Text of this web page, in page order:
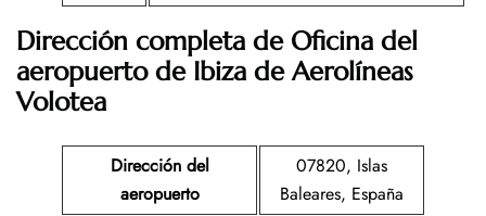
Dirección completa de Oficina del
aeropuerto de Ibiza deAerolíneas
Volotea
Dirección del
aeropuerto
07820, Islas
Baleares, España